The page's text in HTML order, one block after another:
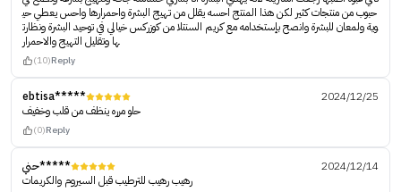
حبوب من منتجات كثير لكن هذا المنتج احسه يقلل من تهيج البشرة واحمرارها واحس يعطي حي
وية ولمعان للبشرة وانصح بإستخدامه مع كريم السنتلا من كوزركس خيالي في توحيد البشرة ونظارت
ها وتقليل التهيج والاحمرار
(10)Reply
ebtisa*****
2024/12/25
حلو مرره ينظف من قلب وخفيف
(0)Reply
حني*****
2024/12/14
رهيب رهيب للترطيب قبل السيروم والكريمات